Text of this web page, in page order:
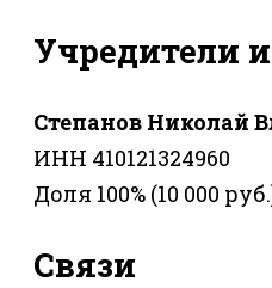
Учредители
Степанов Николай
ИНН 410121324960
Доля 100% (10 000
Связи